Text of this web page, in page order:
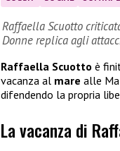
Raffaella Scuotto
Donne replica agli
Raffaella Scuotto è
vacanza al mare alle
difendendo la propria
La vacanza di